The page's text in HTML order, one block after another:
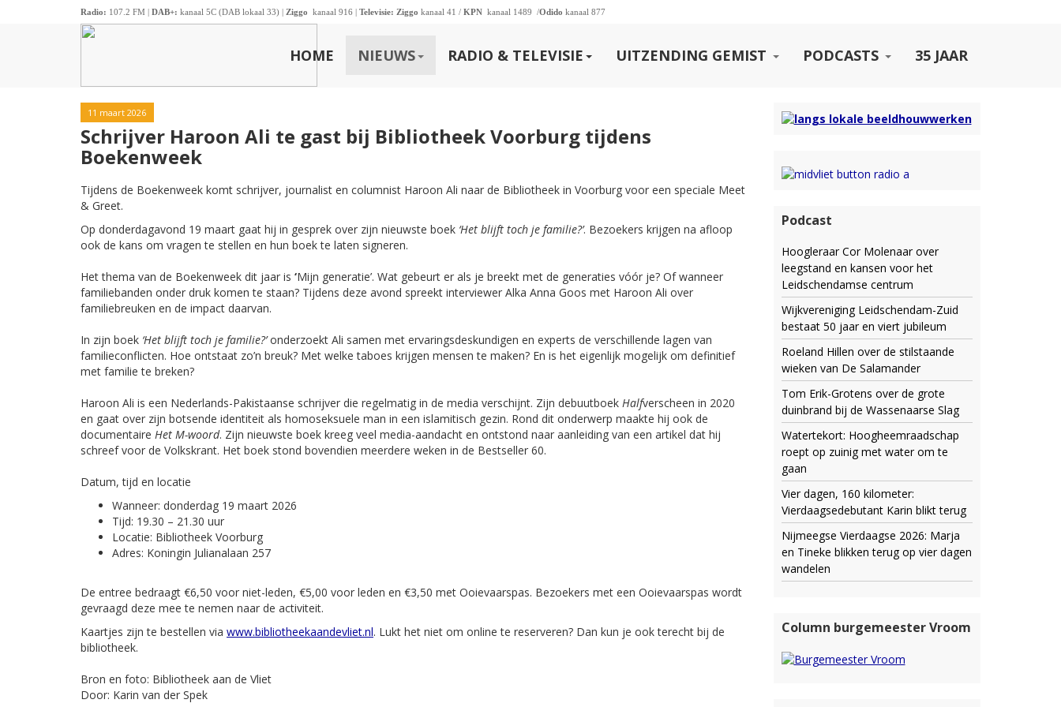
Radio: 107.2 FM | DAB+: kanaal 5C (DAB lokaal 33) | Ziggo kanaal 916 | Televisie: Ziggo kanaal 41 / KPN kanaal 1489 /Odido kanaal 877
HOME NIEUWS RADIO & TELEVISIE UITZENDING GEMIST PODCASTS 35 JAAR
11 maart 2026
Schrijver Haroon Ali te gast bij Bibliotheek Voorburg tijdens
Boekenweek
Tijdens de Boekenweek komt schrijver, journalist en columnist Haroon Ali naar de Bibliotheek in Voorburg voor een speciale Meet
& Greet.
Op donderdagavond 19 maart gaat hij in gesprek over zijn nieuwste boek ‘Het blijft toch je familie?’. Bezoekers krijgen na afloop
ook de kans om vragen te stellen en hun boek te laten signeren.
Het thema van de Boekenweek dit jaar is ‘Mijn generatie’. Wat gebeurt er als je breekt met de generaties vóór je? Of wanneer
familiebanden onder druk komen te staan? Tijdens deze avond spreekt interviewer Alka Anna Goos met Haroon Ali over
familiebreuken en de impact daarvan.
In zijn boek ‘Het blijft toch je familie?’onderzoekt Ali samen met ervaringsdeskundigen en experts de verschillende lagen van
familieconflicten. Hoe ontstaat zo’n breuk? Met welke taboes krijgen mensen te maken? En is het eigenlijk mogelijk om definitief
met familie te breken?
Haroon Ali is een Nederlands-Pakistaanse schrijver die regelmatig in de media verschijnt. Zijn debuutboek Halfverscheen in 2020
en gaat over zijn botsende identiteit als homoseksuele man in een islamitisch gezin. Rond dit onderwerp maakte hij ook de
documentaire Het M-woord. Zijn nieuwste boek kreeg veel media-aandacht en ontstond naar aanleiding van een artikel dat hij
schreef voor de Volkskrant. Het boek stond bovendien meerdere weken in de Bestseller 60.
Datum, tijd en locatie
Wanneer: donderdag 19 maart 2026
Tijd: 19.30 – 21.30 uur
Locatie: Bibliotheek Voorburg
Adres: Koningin Julianalaan 257
De entree bedraagt €6,50 voor niet-leden, €5,00 voor leden en €3,50 met Ooievaarspas. Bezoekers met een Ooievaarspas wordt
gevraagd deze mee te nemen naar de activiteit.
Kaartjes zijn te bestellen via www.bibliotheekaandevliet.nl. Lukt het niet om online te reserveren? Dan kun je ook terecht bij de
bibliotheek.
Bron en foto: Bibliotheek aan de Vliet
Door: Karin van der Spek
Podcast
Hoogleraar Cor Molenaar over
leegstand en kansen voor het
Leidschendamse centrum
Wijkvereniging Leidschendam-Zuid
bestaat 50 jaar en viert jubileum
Roeland Hillen over de stilstaande
wieken van De Salamander
Tom Erik-Grotens over de grote
duinbrand bij de Wassenaarse Slag
Watertekort: Hoogheemraadschap
roept op zuinig met water om te
gaan
Vier dagen, 160 kilometer:
Vierdaagsedebutant Karin blikt terug
Nijmeegse Vierdaagse 2026: Marja
en Tineke blikken terug op vier dagen
wandelen
Column burgemeester Vroom